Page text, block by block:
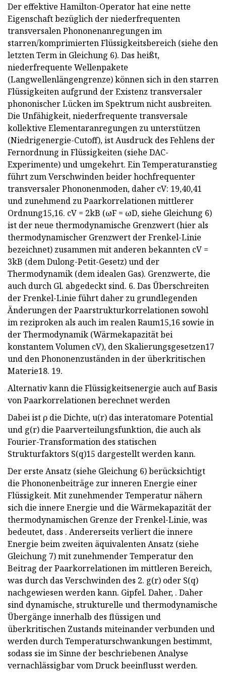
Der effektive Hamilton-Operator hat eine nette
Eigenschaft bezüglich der niederfrequenten
transversalen Phononenanregungen im
starren/komprimierten Flüssigkeitsbereich (siehe den
letzten Term in Gleichung 6). Das heißt,
niederfrequente Wellenpakete
(Langwellenlängengrenze) können sich in den starren
Flüssigkeiten aufgrund der Existenz transversaler
phononischer Lücken im Spektrum nicht ausbreiten.
Die Unfähigkeit, niederfrequente transversale
kollektive Elementaranregungen zu unterstützen
(Niedrigenergie-Cutoff), ist Ausdruck des Fehlens der
Fernordnung in Flüssigkeiten (siehe DAC-
Experimente) und umgekehrt. Ein Temperaturanstieg
führt zum Verschwinden beider hochfrequenter
transversaler Phononenmoden, daher cV: 19,40,41
und zunehmend zu Paarkorrelationen mittlerer
Ordnung15,16. cV = 2kB (ωF = ωD, siehe Gleichung 6)
ist der neue thermodynamische Grenzwert (hier als
thermodynamischer Grenzwert der Frenkel-Linie
bezeichnet) zusammen mit anderen bekannten cV =
3kB (dem Dulong-Petit-Gesetz) und der
Thermodynamik (dem idealen Gas). Grenzwerte, die
auch durch Gl. abgedeckt sind. 6. Das Überschreiten
der Frenkel-Linie führt daher zu grundlegenden
Änderungen der Paarstrukturkorrelationen sowohl
im reziproken als auch im realen Raum15,16 sowie in
der Thermodynamik (Wärmekapazität bei
konstantem Volumen cV), den Skalierungsgesetzen17
und den Phononenzuständen in der überkritischen
Materie18. 19.
Alternativ kann die Flüssigkeitsenergie auch auf Basis
von Paarkorrelationen berechnet werden
Dabei ist ρ die Dichte, u(r) das interatomare Potential
und g(r) die Paarverteilungsfunktion, die auch als
Fourier-Transformation des statischen
Strukturfaktors S(q)15 dargestellt werden kann.
Der erste Ansatz (siehe Gleichung 6) berücksichtigt
die Phononenbeiträge zur inneren Energie einer
Flüssigkeit. Mit zunehmender Temperatur nähern
sich die innere Energie und die Wärmekapazität der
thermodynamischen Grenze der Frenkel-Linie, was
bedeutet, dass . Andererseits verliert die innere
Energie beim zweiten äquivalenten Ansatz (siehe
Gleichung 7) mit zunehmender Temperatur den
Beitrag der Paarkorrelationen im mittleren Bereich,
was durch das Verschwinden des 2. g(r) oder S(q)
nachgewiesen werden kann. Gipfel. Daher, . Daher
sind dynamische, strukturelle und thermodynamische
Übergänge innerhalb des flüssigen und
überkritischen Zustands miteinander verbunden und
werden durch Temperaturschwankungen bestimmt,
sodass sie im Sinne der beschriebenen Analyse
vernachlässigbar vom Druck beeinflusst werden.